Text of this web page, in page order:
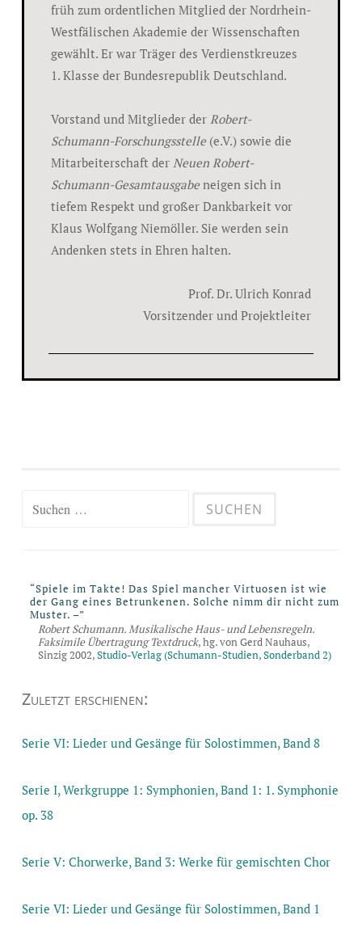
früh zum ordentlichen Mitglied der Nordrhein-
Westfälischen Akademie der Wissenschaften
gewählt. Er war Träger des Verdienstkreuzes
1. Klasse der Bundesrepublik Deutschland.
Vorstand und Mitglieder der Robert-
Schumann-Forschungsstelle (e.V.) sowie die
Mitarbeiterschaft der Neuen Robert-
Schumann-Gesamtausgabe neigen sich in
tiefem Respekt und großer Dankbarkeit vor
Klaus Wolfgang Niemöller. Sie werden sein
Andenken stets in Ehren halten.
Prof. Dr. Ulrich Konrad
Vorsitzender und Projektleiter
Suche
“Spiele im Takte! Das Spiel mancher Virtuosen ist wie
der Gang eines Betrunkenen. Solche nimm dir nicht zum
Muster. –”
Robert Schumann. Musikalische Haus- und Lebensregeln.
Faksimile Übertragung Textdruck, hg. von Gerd Nauhaus,
Sinzig 2002,Studio-Verlag (Schumann-Studien, Sonderband 2)
Zuletzt erschienen:
Serie VI: Lieder und Gesänge für Solostimmen, Band 8
Serie I, Werkgruppe 1: Symphonien, Band 1: 1. Symphonie
op. 38
Serie V: Chorwerke, Band 3: Werke für gemischten Chor
Serie VI: Lieder und Gesänge für Solostimmen, Band 1